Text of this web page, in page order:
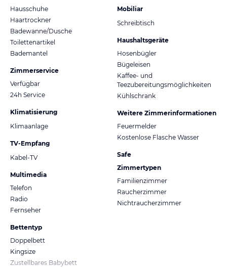
Hausschuhe
Haartrockner
Badewanne/Dusche
Toilettenartikel
Bademantel
Zimmerservice
Verfügbar
24h Service
Klimatisierung
Klimaanlage
TV-Empfang
Kabel-TV
Multimedia
Telefon
Radio
Fernseher
Bettentyp
Doppelbett
Kingsize
Zustellbares Babybett
Mobiliar
Schreibtisch
Haushaltsgeräte
Hosenbügler
Bügeleisen
Kaffee- und
Teezubereitungsmöglichkeiten
Kühlschrank
Weitere Zimmerinformationen
Feuermelder
Kostenlose Flasche Wasser
Safe
Zimmertypen
Familienzimmer
Raucherzimmer
Nichtraucherzimmer